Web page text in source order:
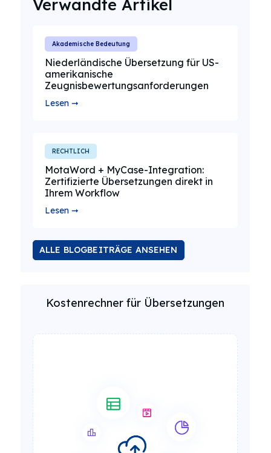
Verwandte Artikel
Akademische Bedeutung
Niederländische Übersetzung für US-
amerikanische
Zeugnisbewertungsanforderungen
Lesen ➞
RECHTLICH
MotaWord + MyCase-Integration:
Zertifizierte Übersetzungen direkt in
Ihrem Workflow
Lesen ➞
ALLE BLOGBEITRÄGE ANSEHEN
Kostenrechner für Übersetzungen